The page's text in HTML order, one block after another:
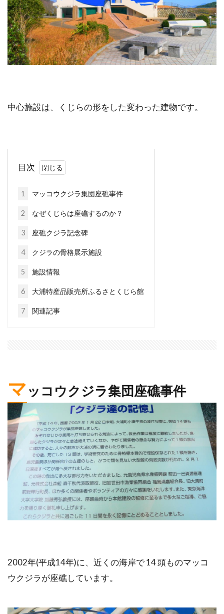
中心施設は、くじらの形をした変わった建物です。
目次
1 マッコウクジラ集団座礁事件
2 なぜくじらは座礁するのか？
3 座礁クジラ記念碑
4 クジラの骨格展示施設
5 施設情報
6 大浦特産品販売所ふるさとくじら館
7 関連記事
マッコウクジラ集団座礁事件
2002年(平成14年)に、近くの海岸で 14 頭ものマッコ
ウクジラが座礁しています。